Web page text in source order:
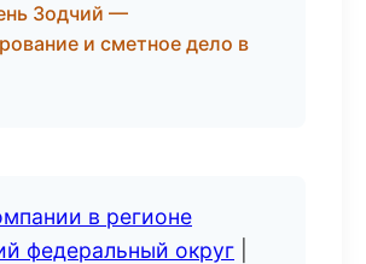
Зодчий —
и сметное дело в
в регионе
федеральный округ